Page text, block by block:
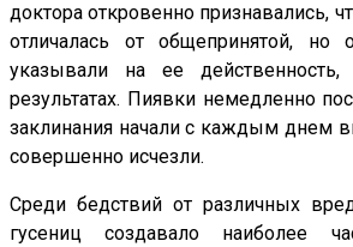
доктора откровенно признавались,
отличалась от общепринятой, но
указывали на ее
результатах. Пиявки немедленно
заклинания начали с каждым днем
совершенно исчезли.
Среди бедствий от различных
гусениц создавало наиболее